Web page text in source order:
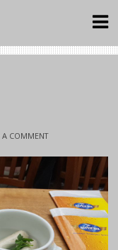
A COMMENT